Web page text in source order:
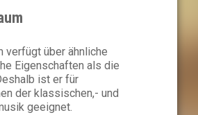
verfügt über ähnliche
Eigenschaften als die
ist er für
der klassischen,- und
geeignet.